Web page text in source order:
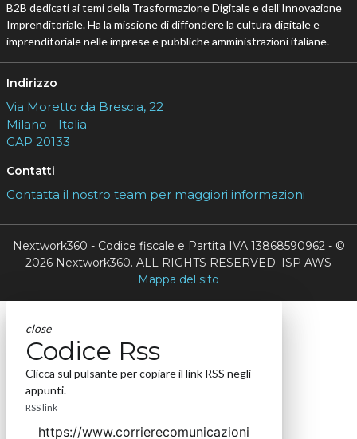
B2B dedicati ai temi della Trasformazione Digitale e dell’Innovazione
Imprenditoriale. Ha la missione di diffondere la cultura digitale e
imprenditoriale nelle imprese e pubbliche amministrazioni italiane.
Indirizzo
Via Moretto da Brescia, 22
Milano - Italia
CAP 20133
Contatti
Contatta il nostro team per maggiori informazioni
Nextwork360 - Codice fiscale e Partita IVA 13868590962 - ©
2026 Nextwork360. ALL RIGHTS RESERVED. ISP AWS
Mappa del sito
close
Codice Rss
Clicca sul pulsante per copiare il link RSS negli
appunti.
RSS link